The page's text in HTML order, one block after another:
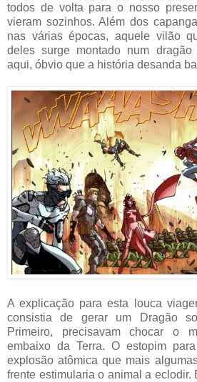
todos de volta para o nosso
vieram sozinhos. Além dos
nas várias épocas, aquele vilão
deles surge montado num
aqui, óbvio que a história desanda
A explicação para esta louca
consistia de gerar um Dragão
Primeiro, precisavam chocar o
embaixo da Terra. O estopim
explosão atômica que mais
frente estimularia o animal a eclodir.